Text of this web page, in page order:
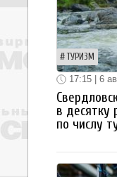
ТУРИЗМ
17:15 | 6
в десятку
по числу